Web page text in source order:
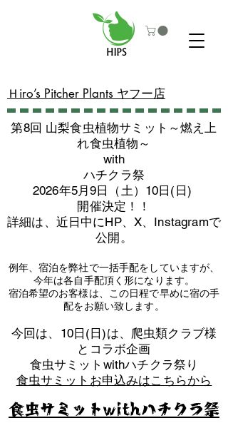
​Ｈiro’s Pitcher Plants ヤフー店
第8回 山梨食虫植物サミット～燃え上
れ食虫植物～
with
​ハチクラ祭
2026年5月9日（土）10日(日)
​開催決定！！
詳細は、近日中にHP、X、Instagramで
公開。
例年、宿泊を弊社で一括手配をしていますが、
今年は各自手配頂く形になります。
​宿泊希望のお客様は、この日程で早めに宿の手
配をお願い致します。
​今回は、10日(日)は、爬虫類クラブ様
とコラボ企画
​食虫サミットwithハチクラ祭り
食虫サミットお申込みはこちらから
食虫サミットwithハチクラ祭